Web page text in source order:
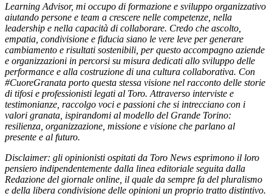
Learning Advisor, mi occupo di formazione e sviluppo organizzativo
aiutando persone e team a crescere nelle competenze, nella
leadership e nella capacità di collaborare. Credo che ascolto,
empatia, condivisione e fiducia siano le vere leve per generare
cambiamento e risultati sostenibili, per questo accompagno aziende
e organizzazioni in percorsi su misura dedicati allo sviluppo delle
performance e alla costruzione di una cultura collaborativa. Con
#CuoreGranata porto questa stessa visione nel racconto delle storie
di tifosi e professionisti legati al Toro. Attraverso interviste e
testimonianze, raccolgo voci e passioni che si intrecciano con i
valori granata, ispirandomi al modello del Grande Torino:
resilienza, organizzazione, missione e visione che parlano al
presente e al futuro.
Disclaimer: gli opinionisti ospitati da Toro News esprimono il loro
pensiero indipendentemente dalla linea editoriale seguita dalla
Redazione del giornale online, il quale da sempre fa del pluralismo
e della libera condivisione delle opinioni un proprio tratto distintivo.